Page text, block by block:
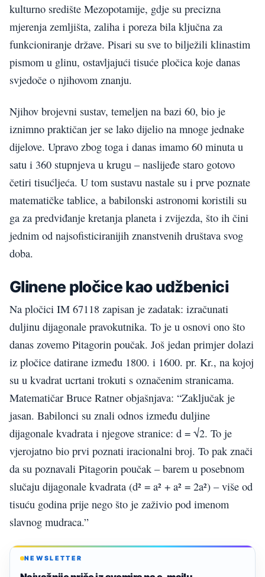
kulturno središte Mezopotamije, gdje su precizna
mjerenja zemljišta, zaliha i poreza bila ključna za
funkcioniranje države. Pisari su sve to bilježili klinastim
pismom u glinu, ostavljajući tisuće pločica koje danas
svjedoče o njihovom znanju.
Njihov brojevni sustav, temeljen na bazi 60, bio je
iznimno praktičan jer se lako dijelio na mnoge jednake
dijelove. Upravo zbog toga i danas imamo 60 minuta u
satu i 360 stupnjeva u krugu – naslijeđe staro gotovo
četiri tisućljeća. U tom sustavu nastale su i prve poznate
matematičke tablice, a babilonski astronomi koristili su
ga za predviđanje kretanja planeta i zvijezda, što ih čini
jednim od najsofisticiranijih znanstvenih društava svog
doba.
Glinene pločice kao udžbenici
Na pločici IM 67118 zapisan je zadatak: izračunati
duljinu dijagonale pravokutnika. To je u osnovi ono što
danas zovemo Pitagorin poučak. Još jedan primjer dolazi
iz pločice datirane između 1800. i 1600. pr. Kr., na kojoj
su u kvadrat ucrtani trokuti s označenim stranicama.
Matematičar Bruce Ratner objašnjava: “Zaključak je
jasan. Babilonci su znali odnos između duljine
dijagonale kvadrata i njegove stranice: d = √2. To je
vjerojatno bio prvi poznati iracionalni broj. To pak znači
da su poznavali Pitagorin poučak – barem u posebnom
slučaju dijagonale kvadrata (d² = a² + a² = 2a²) – više od
tisuću godina prije nego što je zaživio pod imenom
slavnog mudraca.”
NEWSLETTER